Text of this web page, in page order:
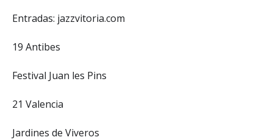
Entradas: jazzvitoria.com
19 Antibes
Festival Juan les Pins
21 Valencia
Jardines de Viveros